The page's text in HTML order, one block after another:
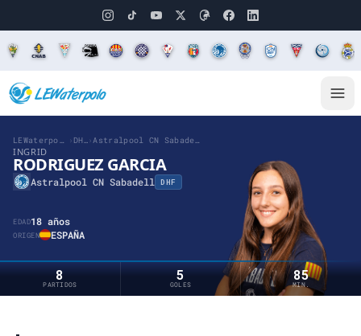
LEWaterpolo › DHF› Astralpool CN Sabadell
INGRID
RODRIGUEZ GARCIA
Astralpool CN Sabadell DHF
EDAD18 años
ORIGEN ESPAÑA
8
PARTIDOS
5
GOLES
85
MIN.